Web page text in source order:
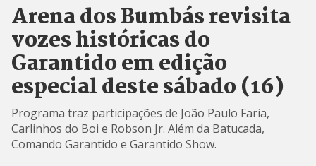
Arena dos Bumbás revisita
vozes históricas do
Garantido em edição
especial deste sábado (16)
Programa traz participações de João Paulo Faria,
Carlinhos do Boi e Robson Jr. Além da Batucada,
Comando Garantido e Garantido Show.